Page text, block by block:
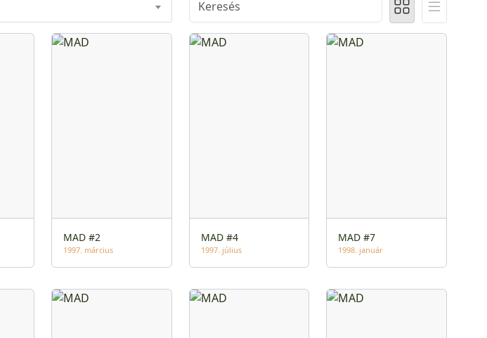
MAD #2
1997. március
MAD #4
1997. július
MAD #7
1998. január